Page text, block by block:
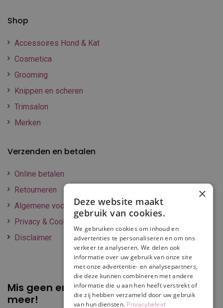
Shop
Accessoires Hond & Kat
Cosmetica
Grooming
Knippen en scheren
Trimsalon
Merken
Verzenden en betalen
Online betalen
Retourneren
Algemene voorwaarden
Privacy & Cookie policy
Disclaimer
Mis geen enkelepromotie of korting
meer!
×
Deze website maakt
gebruik van cookies.
We gebruiken cookies om inhoud en
advertenties te personaliseren en om ons
verkeer te analyseren. We delen ook
informatie over uw gebruik van onze site
met onze advertentie- en analysepartners,
die deze kunnen combineren met andere
informatie die u aan hen heeft verstrekt of
die zij hebben verzameld door uw gebruik
van hun diensten. Privacybeleid